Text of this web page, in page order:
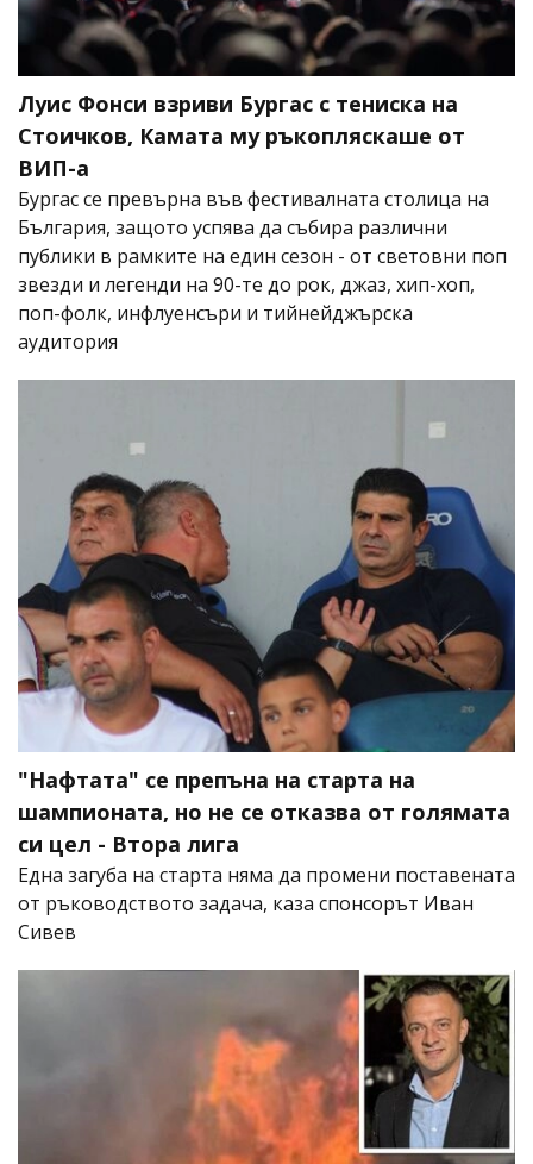
Луис Фонси взриви Бургас с тениска на
Стоичков, Камата му ръкопляскаше от
ВИП-а
Бургас се превърна във фестивалната столица на
България, защото успява да събира различни
публики в рамките на един сезон - от световни поп
звезди и легенди на 90-те до рок, джаз, хип-хоп,
поп-фолк, инфлуенсъри и тийнейджърска
аудитория
"Нафтата" се препъна на старта на
шампионата, но не се отказва от голямата
си цел - Втора лига
Една загуба на старта няма да промени поставената
от ръководството задача, каза спонсорът Иван
Сивев